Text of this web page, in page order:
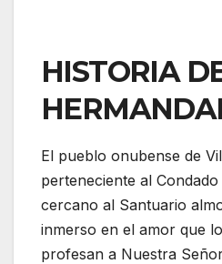
HISTORIA
El pueblo onubense de
perteneciente al
cercano al Santuario
inmerso en el amor que
profesan a Nuestra